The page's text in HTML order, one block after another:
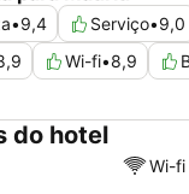
•9,4 Serviço•9,0
Wi-fi•8,9
do hotel
Wi-fi